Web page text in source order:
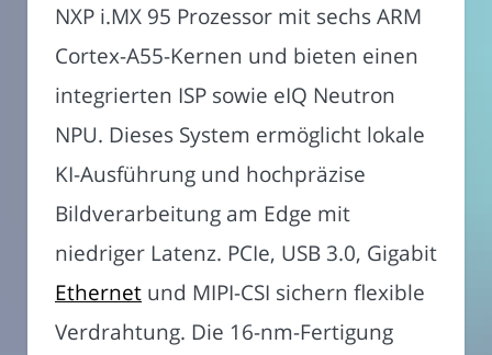
NXP i.MX 95 Prozessor mit sechs ARM
Cortex-A55-Kernen und bieten einen
integrierten ISP sowie eIQ Neutron
NPU. Dieses System ermöglicht lokale
KI-Ausführung und hochpräzise
Bildverarbeitung am Edge mit
niedriger Latenz. PCIe, USB 3.0, Gigabit
Ethernet und MIPI-CSI sichern flexible
Verdrahtung. Die 16-nm-Fertigung